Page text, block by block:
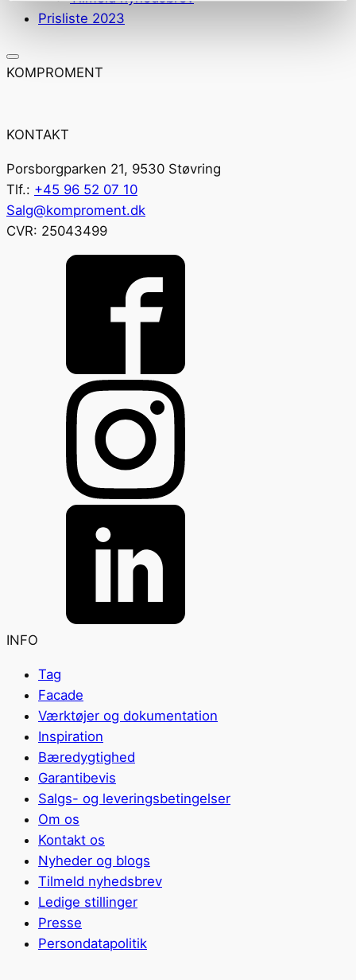
Prisliste 2023
KOMPROMENT
KONTAKT
Porsborgparken 21, 9530 Støvring
Tlf.: +45 96 52 07 10
Salg@komproment.dk
CVR: 25043499
INFO
Tag
Facade
Værktøjer og dokumentation
Inspiration
Bæredygtighed
Garantibevis
Salgs- og leveringsbetingelser
Om os
Kontakt os
Nyheder og blogs
Tilmeld nyhedsbrev
Ledige stillinger
Presse
Persondatapolitik